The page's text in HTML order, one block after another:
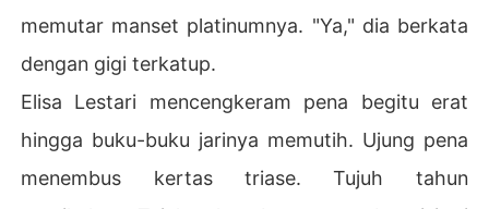
memutar manset platinumnya. "Ya," dia berkata
dengan gigi terkatup.
Elisa Lestari mencengkeram pena begitu erat
hingga buku-buku jarinya memutih. Ujung pena
menembus kertas triase. Tujuh tahun